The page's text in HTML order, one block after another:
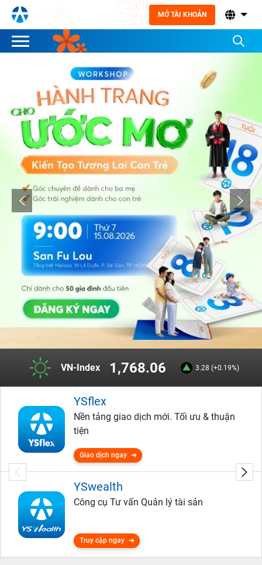
MỞ TÀI KHOẢN
VN-Index 1,768.06 3.28 (+0.19%)
YSflex
Nền tảng giao dịch mới. Tối ưu & thuận
tiện
Giao dịch ngay
YSwealth
Công cụ Tư vấn Quản lý tài sản
Truy cập ngay